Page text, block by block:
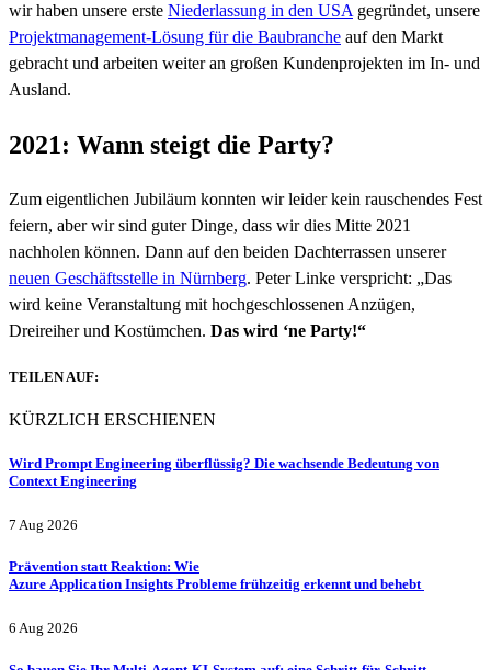
wir haben unsere erste Niederlassung in den USA gegründet, unsere
Projektmanagement-Lösung für die Baubranche auf den Markt
gebracht und arbeiten weiter an großen Kundenprojekten im In- und
Ausland.
2021: Wann steigt die Party?
Zum eigentlichen Jubiläum konnten wir leider kein rauschendes Fest
feiern, aber wir sind guter Dinge, dass wir dies Mitte 2021
nachholen können. Dann auf den beiden Dachterrassen unserer
neuen Geschäftsstelle in Nürnberg. Peter Linke verspricht: „Das
wird keine Veranstaltung mit hochgeschlossenen Anzügen,
Dreireiher und Kostümchen. Das wird ‘ne Party!“
TEILEN AUF:
KÜRZLICH ERSCHIENEN
Wird Prompt Engineering überflüssig? Die wachsende Bedeutung von
Context Engineering
7 Aug 2026
Prävention statt Reaktion: Wie
Azure Application Insights Probleme frühzeitig erkennt und behebt
6 Aug 2026